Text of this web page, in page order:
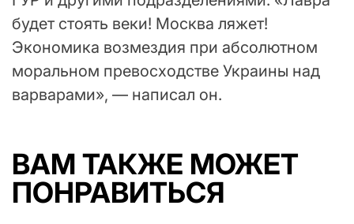
будет стоять веки! Москва ляжет!
Экономика возмездия при абсолютном
моральном превосходстве Украины над
варварами», — написал он.
ВАМ ТАКЖЕ МОЖЕТ
ПОНРАВИТЬСЯ